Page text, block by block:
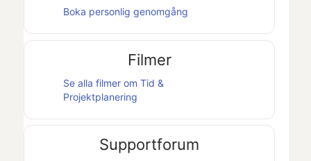
Boka personlig genomgång
Filmer
Se alla filmer om Tid &
Projektplanering
Supportforum